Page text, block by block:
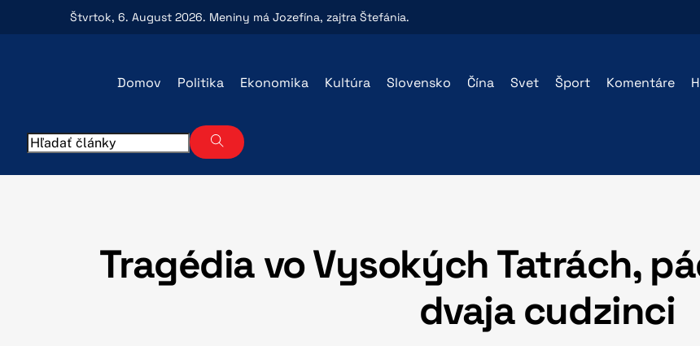
Štvrtok, 6. August 2026. Meniny má Jozefína, zajtra Štefánia.
Domov Politika Ekonomika Kultúra Slovensko Čína Svet Šport Komentáre
Tragédia vo Vysokých Tatrách,
dvaja cudzinci